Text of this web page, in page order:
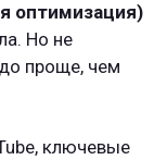
оптимизация)
Но не
проще, чем
ключевые